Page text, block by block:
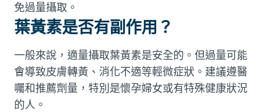
免過量攝取。
葉黃素是否有副作用？
一般來說，適量攝取葉黃素是安全的。但過量可能
會導致皮膚轉黃、消化不適等輕微症狀。建議遵醫
囑和推薦劑量，特別是懷孕婦女或有特殊健康狀況
的人。